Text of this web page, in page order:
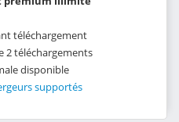
téléchargement
2 téléchargements
disponible
supportés